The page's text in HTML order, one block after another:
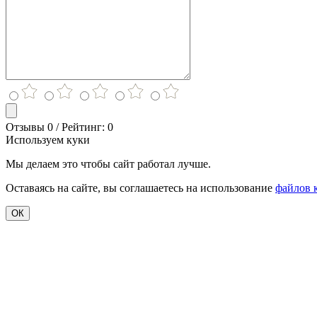
Отзывы 0 / Рейтинг: 0
Используем куки
Мы делаем это чтобы сайт работал лучше.
Оставаясь на сайте, вы соглашаетесь на использование файлов
ОК